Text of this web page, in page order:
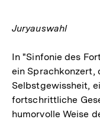
Juryauswahl
In "Sinfonie des
ein Sprachkonzert,
Selbstgewissheit,
fortschrittliche
humorvolle Weise